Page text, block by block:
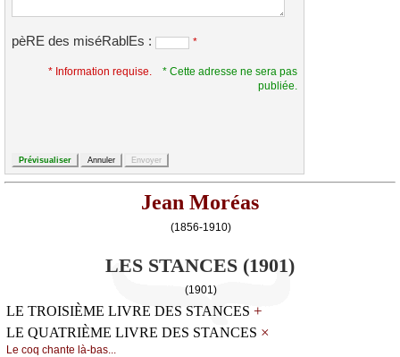
pèRE des miséRablEs : *
* Information requise.
* Cette adresse ne sera pas
publiée.
Jean Moréas
(1856-1910)
LES STANCES (1901)
(1901)
LE TROISIÈME LIVRE DES STANCES +
LE QUATRIÈME LIVRE DES STANCES ×
Lе соq сhаntе là-bаs...